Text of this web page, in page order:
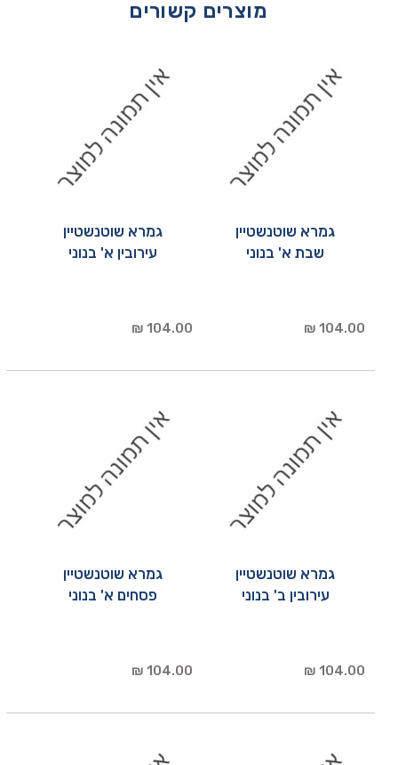
מוצרים קשורים
גמרא שוטנשטיין
שבת א' בנוני
104.00 ₪
גמרא שוטנשטיין
עירובין א' בנוני
104.00 ₪
גמרא שוטנשטיין
עירובין ב' בנוני
104.00 ₪
גמרא שוטנשטיין
פסחים א' בנוני
104.00 ₪